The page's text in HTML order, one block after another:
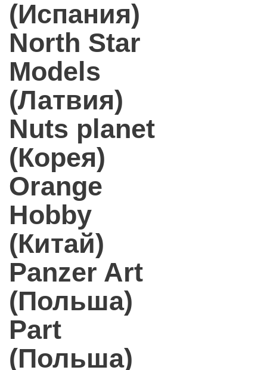
(Испания)
North Star
Models
(Латвия)
Nuts planet
(Корея)
Orange
Hobby
(Китай)
Panzer Art
(Польша)
Part
(Польша)